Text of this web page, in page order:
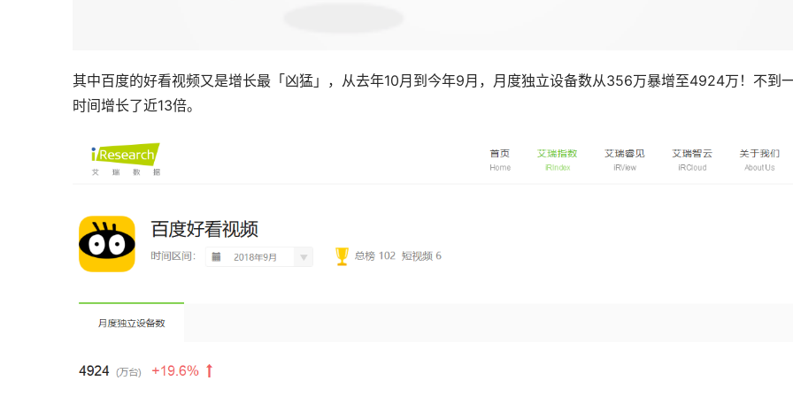
其中百度的好看视频又是增长最「凶猛」，从去年10月到今年9月，月度独立设备数从356万暴增至4924万！不到
时间增长了近13倍。